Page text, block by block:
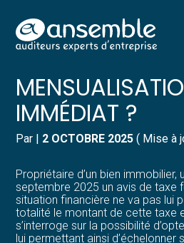
Aller
au
Créer et reprendre une activité
Gérer votre quotidien
Piloter votre entreprise
Développer votre entreprise
Construire votre patrimoine
Structurer votre croissance
Pilotez votre gestion
Suivre votre comptabilité
Gérer vos ressources humaines
Dématérialiser vos documents
TAXE FONCIÈRE
IMMÉDIAT ?
Par | 2 OCTOBRE 2025 ( Mise à
Propriétaire d’un bien
septembre 2025 un avis de taxe
situation financière ne va pas lui
totalité le montant de cette taxe
s’interroge sur la possibilité
lui permettant ainsi d’échelonner